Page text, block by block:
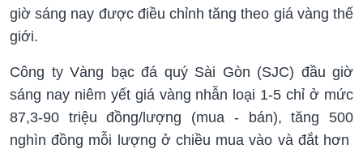
giờ sáng nay được điều chỉnh tăng theo giá vàng thế
giới.
Công ty Vàng bạc đá quý Sài Gòn (SJC) đầu giờ
sáng nay niêm yết giá vàng nhẫn loại 1-5 chỉ ở mức
87,3-90 triệu đồng/lượng (mua - bán), tăng 500
nghìn đồng mỗi lượng ở chiều mua vào và đắt hơn